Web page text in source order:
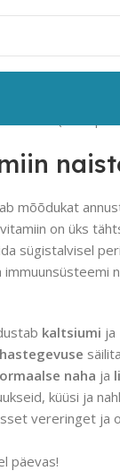
mõõdukat
on üks
sügistalvisel
kaltsiumi ja
naha ja
küüsi ja
vereringet ja
päevas!